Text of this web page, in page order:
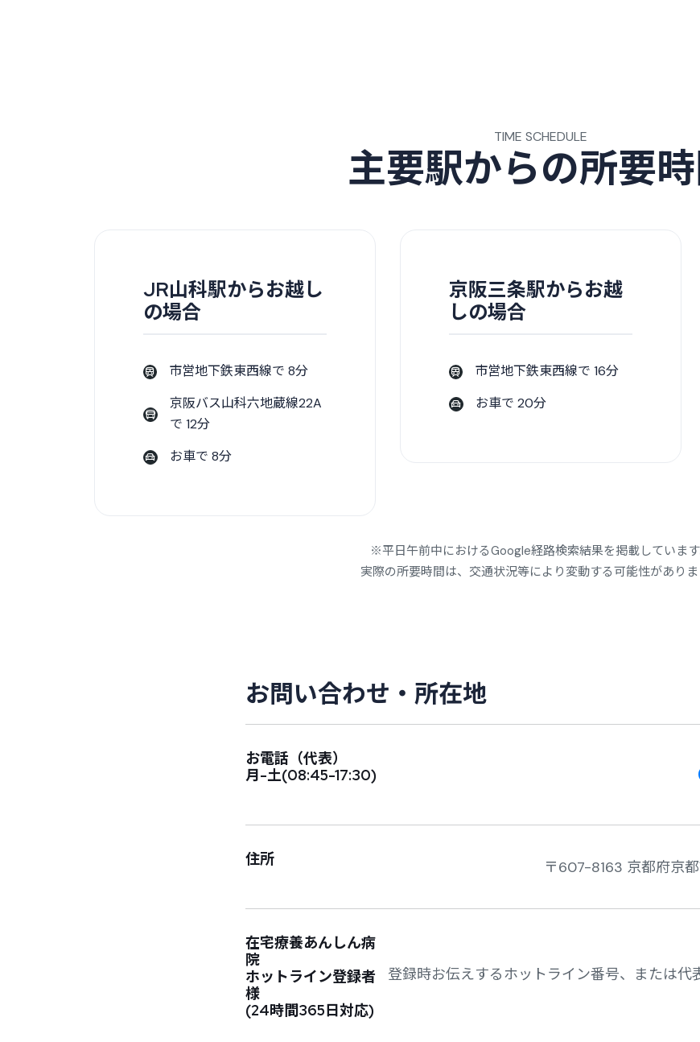
TIME SCHEDULE
主要駅からの所要
JR山科駅からお越し
の場合
市営地下鉄東西線で 8分
京阪バス山科六地蔵線22A
で 12分
お車で 8分
京阪三条駅からお越
しの場合
市営地下鉄東西線で 16分
お車で 20分
※平日午前中におけるGoogle経路検索結果を掲載しています
実際の所要時間は、交通状況等により変動する可能性がありま
お問い合わせ ・ 所在地
お電話（代表）
月-土(08:45-17:30)
住所 〒607-8163 京都府京
在宅療養あんしん病
院
ホットライン登録者
様
(24時間365日対応)
登録時お伝えするホットライン番号、または代